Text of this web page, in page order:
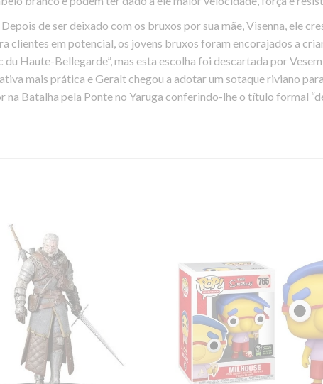
de ser deixado com os bruxos por sua mãe, Visenna, ele
clientes em potencial, os jovens bruxos foram encorajados a
Haute-Bellegarde”, mas esta escolha foi descartada por
mais prática e Geralt chegou a adotar um sotaque riviano
na Batalha pela Ponte no Yaruga conferindo-lhe o título formal